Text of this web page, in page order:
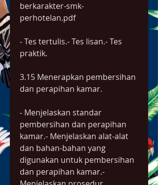
berkarakter-smk-
perhotelan.pdf
- Tes tertulis.- Tes lisan.- Tes
praktik.
3.15 Menerapkan pembersihan
dan perapihan kamar.
- Menjelaskan standar
pembersihan dan perapihan
kamar.- Menjelaskan alat-alat
dan bahan-bahan yang
digunakan untuk pembersihan
dan perapihan kamar.-